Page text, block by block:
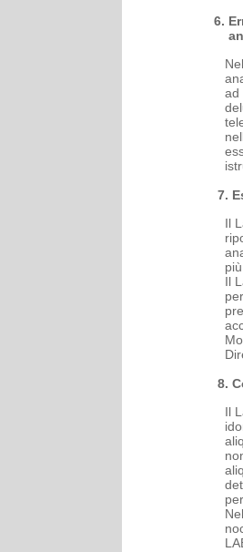
6.
ad
7.
Il
Il
8.
Il